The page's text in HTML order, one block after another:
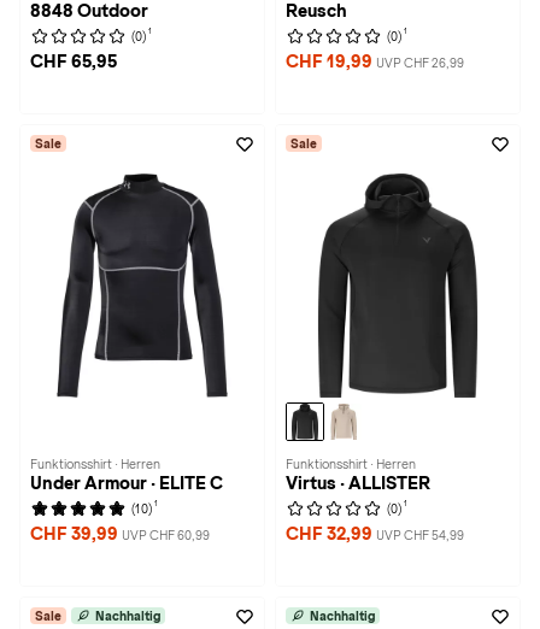
8848 Outdoor
(0) 1
CHF 65,95
Reusch
(0) 1
CHF 19,99 UVP CHF 26,99
Sale
Funktionsshirt · Herren
Under Armour · ELITE C
(10) 1
CHF 39,99 UVP CHF 60,99
Sale
Funktionsshirt · Herren
Virtus · ALLISTER
(0) 1
CHF 32,99 UVP CHF 54,99
Sale Nachhaltig Nachhaltig